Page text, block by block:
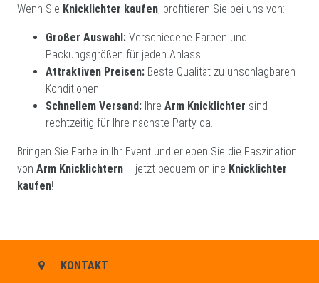
Wenn Sie Knicklichter kaufen, profitieren Sie bei uns von:
Großer Auswahl: Verschiedene Farben und
Packungsgrößen für jeden Anlass.
Attraktiven Preisen: Beste Qualität zu unschlagbaren
Konditionen.
Schnellem Versand: Ihre Arm Knicklichter sind
rechtzeitig für Ihre nächste Party da.
Bringen Sie Farbe in Ihr Event und erleben Sie die Faszination
von Arm Knicklichtern – jetzt bequem online Knicklichter
kaufen!
KONTAKT